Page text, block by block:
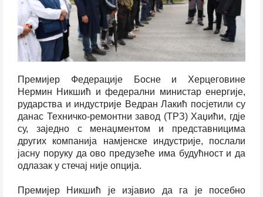
Премијер Федерације Босне и Херцеговине
Нермин Никшић и федерални министар енергије,
рударства и индустрије Ведран Лакић посјетили су
данас Техничко-ремонтни завод (ТРЗ) Хаџићи, гд‌је
су, заједно с менаџментом и представницима
других компанија намјенске индустрије, послали
јасну поруку да ово предузеће има будућност и да
одлазак у стечај није опција.
Премијер Никшић је изјавио да га је посебно